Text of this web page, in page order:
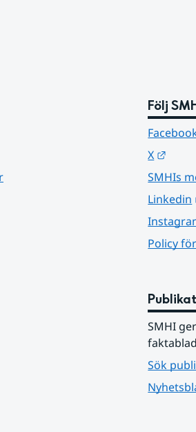
Följ
X
SMHIs
Linkedin
Policy
SMHI
Sök